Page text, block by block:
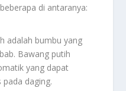
di antaranya:
adalah bumbu yang
Bawang putih
yang dapat
daging.